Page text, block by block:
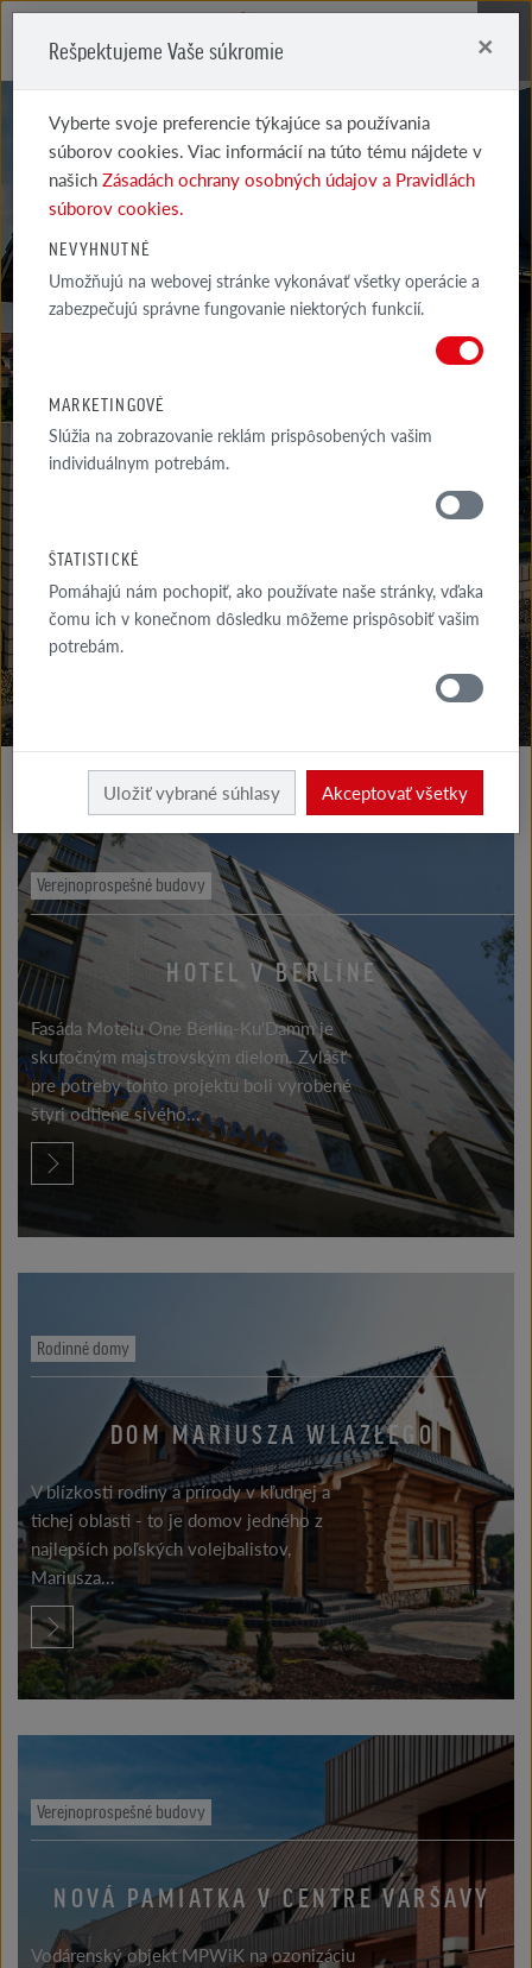
REALIZÁCIÍ
VYBRANÉ PRÍKLADY NAJZAUJÍMAVEJŠÍCH A INŠPIRATÍVNYCH
GALÉRIA
STRECHA
Verejnoprospešné budovy
HOTEL V BERLÍNE
Fasáda Motelu One Berlin-Ku'Damm je
skutočným majstrovským dielom. Zvlášť
pre potreby tohto projektu boli vyrobené
štyri odtiene sivého...
Rodinné domy
DOM MARIUSZA WLAZŁEGO
V blízkosti rodiny a prírody v kľudnej a
tichej oblasti - to je domov jedného z
najlepších poľských volejbalistov,
Mariusza...
Verejnoprospešné budovy
NOVÁ PAMIATKA V CENTRE VARŠAVY
Vodárenský objekt MPWiK na ozonizáciu
Rešpektujeme Vaše súkromie ×
Vyberte svoje preferencie týkajúce sa používania
súborov cookies. Viac informácií na túto tému nájdete v
našichZásadách ochrany osobných údajov a Pravidlách
súborov cookies.
NEVYHNUTNÉ
Umožňujú na webovej stránke vykonávať všetky operácie a
zabezpečujú správne fungovanie niektorých funkcií.
MARKETINGOVÉ
Slúžia na zobrazovanie reklám prispôsobených vašim
individuálnym potrebám.
ŠTATISTICKÉ
Pomáhajú nám pochopiť, ako používate naše stránky, vďaka
čomu ich v konečnom dôsledku môžeme prispôsobiť vašim
potrebám.
Uložiť vybrané súhlasy Akceptovať všetky